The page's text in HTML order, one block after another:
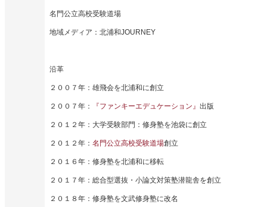
名門公立高校受験道場
地域メディア：北浦和JOURNEY
沿革
２００７年：雄飛会を北浦和に創立
２００７年： 『ファンキーエデュケーション』 出版
２０１２年：大学受験部門：修身塾を池袋に創立
２０１２年： 名門公立高校受験道場創立
２０１６年：修身塾を北浦和に移転
２０１７年：総合型選抜・小論文対策塾潜龍舎を創立
２０１８年：修身塾を文武修身塾に改名